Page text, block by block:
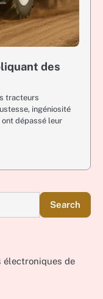
des
tracteurs
ingéniosité
ont dépassé leur
Search
électroniques de